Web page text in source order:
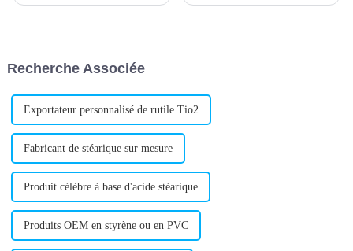
Recherche Associée
Exportateur personnalisé de rutile Tio2
Fabricant de stéarique sur mesure
Produit célèbre à base d'acide stéarique
Produits OEM en styrène ou en PVC